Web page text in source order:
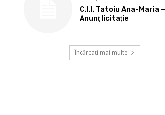
C.I.I. Tatoiu Ana-Maria –
Anunţ licitaţie
Încărcați mai multe